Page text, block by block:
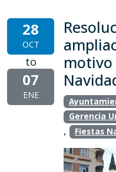
28
OCT
to
07
ENE
motivo
Gerencia
, Fiestas